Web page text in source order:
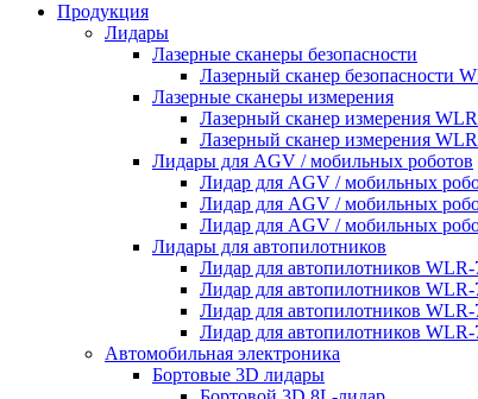
Продукция
Лидары
Лазерные сканеры безопасности
Лазерный сканер безопасности
Лазерные сканеры измерения
Лазерный сканер измерения
Лазерный сканер измерения
Лидары для AGV / мобильных роботов
Лидар для AGV / мобильных
Лидар для AGV / мобильных
Лидар для AGV / мобильных
Лидары для автопилотников
Лидар для автопилотников WLR-
Лидар для автопилотников WLR-
Лидар для автопилотников WLR-
Лидар для автопилотников WLR-
Автомобильная электроника
Бортовые 3D лидары